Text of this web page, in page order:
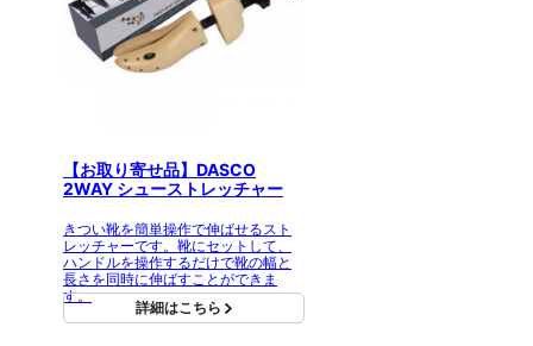
【お取り寄せ品】DASCO
2WAY シューストレッチャー
きつい靴を簡単操作で伸ばせるスト
レッチャーです。靴にセットして、
ハンドルを操作するだけで靴の幅と
長さを同時に伸ばすことができま
す。
詳細はこちら